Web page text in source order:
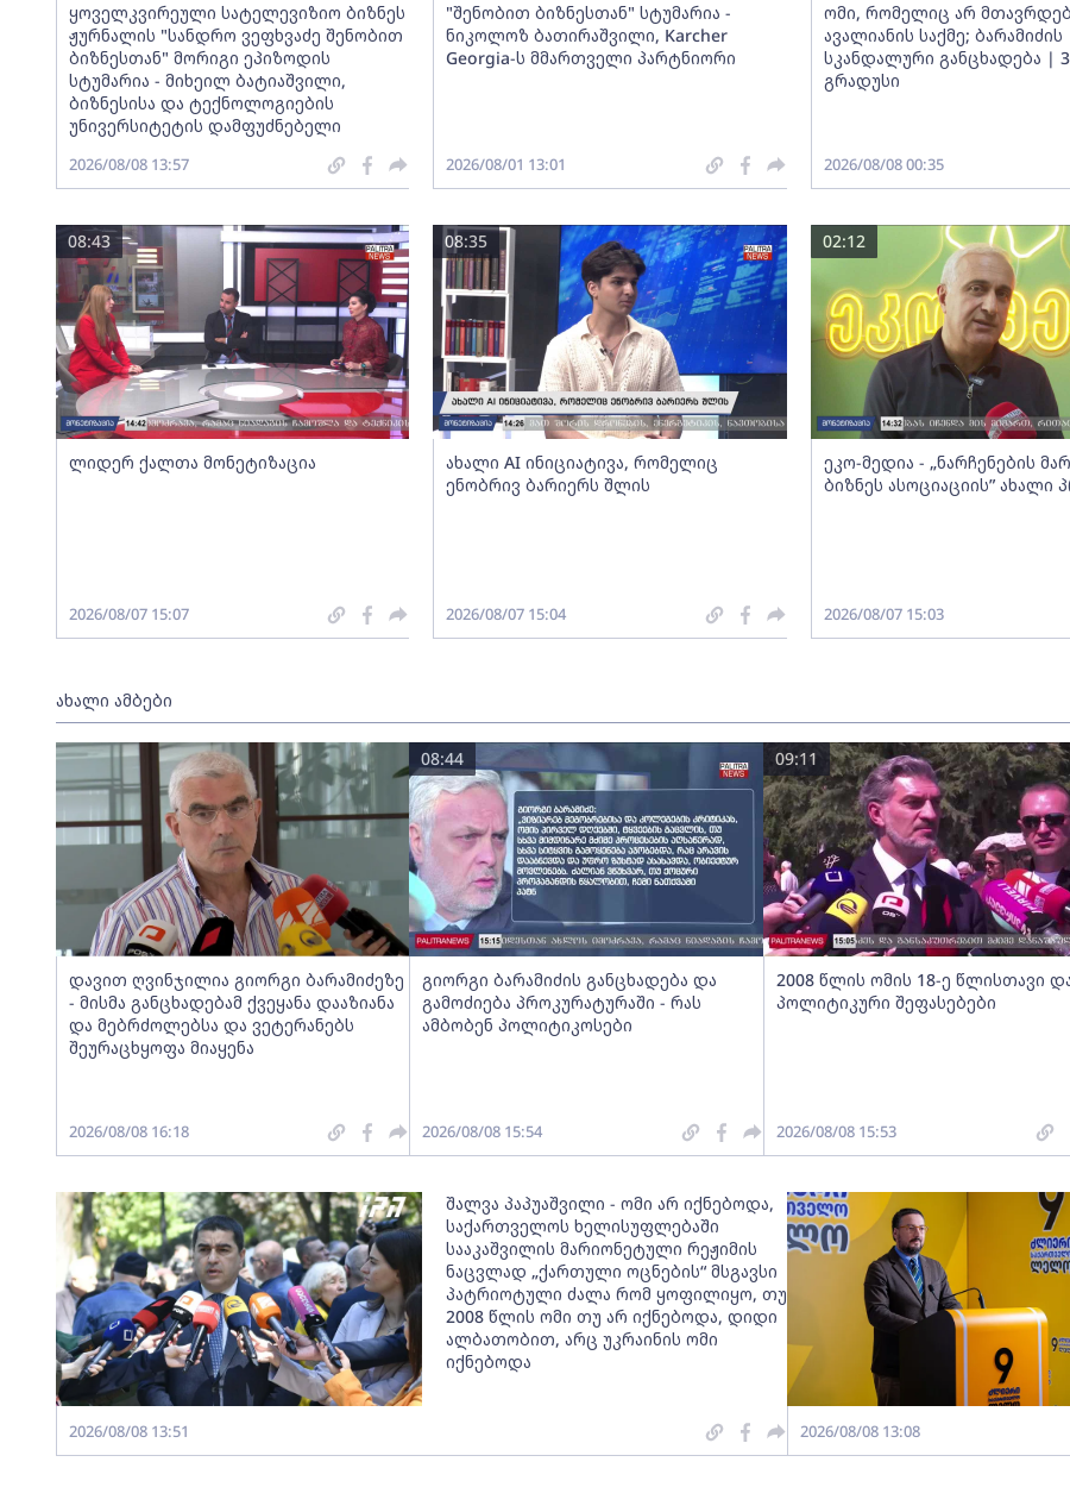
ყოველკვირეული სატელევიზიო ბიზნეს
ჟურნალის "სანდრო ვეფხვაძე შენობით
ბიზნესთან" მორიგი ეპიზოდის
სტუმარია - მიხეილ ბატიაშვილი,
ბიზნესისა და ტექნოლოგიების
უნივერსიტეტის დამფუძნებელი
2026/08/08 13:57
"შენობით ბიზნესთან" სტუმარია -
ნიკოლოზ ბათირაშვილი, Karcher
Georgia-ს მმართველი პარტნიორი
2026/08/01 13:01
ომი, რომელიც არ
ავალიანის საქმე; ბარამიძის
სკანდალური განცხადება |
გრადუსი
2026/08/08 00:35
ლიდერ ქალთა მონეტიზაცია
08:43
2026/08/07 15:07
ახალი AI ინიციატივა, რომელიც
ენობრივ ბარიერს შლის
08:35
2026/08/07 15:04
ეკო-მედია - „ნარჩენების
ბიზნეს ასოციაციის” ახალი
02:12
2026/08/07 15:03
ახალი ამბები
დავით ღვინჯილია გიორგი ბარამიძეზე
- მისმა განცხადებამ ქვეყანა დააზიანა
და მებრძოლებსა და ვეტერანებს
შეურაცხყოფა მიაყენა
2026/08/08 16:18
გიორგი ბარამიძის განცხადება და
გამოძიება პროკურატურაში - რას
ამბობენ პოლიტიკოსები
08:44
2026/08/08 15:54
2008 წლის ომის 18-ე წლისთავი
პოლიტიკური შეფასებები
09:11
2026/08/08 15:53
შალვა პაპუაშვილი - ომი არ იქნებოდა,
საქართველოს ხელისუფლებაში
სააკაშვილის მარიონეტული რეჟიმის
ნაცვლად „ქართული ოცნების“ მსგავსი
პატრიოტული ძალა რომ ყოფილიყო, თუ
2008 წლის ომი თუ არ იქნებოდა, დიდი
ალბათობით, არც უკრაინის ომი
იქნებოდა
2026/08/08 13:51 2026/08/08 13:08